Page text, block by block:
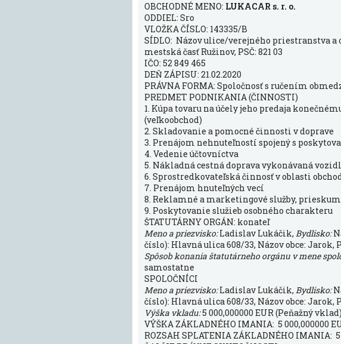
OBCHODNÉ MENO: LUKACAR s. r. o.
ODDIEL: Sro
VLOŽKA ČÍSLO: 143335/B
SÍDLO: Názov ulice/verejného priestranstva a
mestská časť Ružinov, PSČ: 821 03
IČO: 52 849 465
DEŇ ZÁPISU: 21.02.2020
PRÁVNA FORMA: Spoločnosť s ručením
PREDMET PODNIKANIA (ČINNOSTI)
1. Kúpa tovaru na účely jeho predaja
(veľkoobchod)
2. Skladovanie a pomocné činnosti v doprave
3. Prenájom nehnuteľností spojený s
4. Vedenie účtovníctva
5. Nákladná cestná doprava vykonávaná
6. Sprostredkovateľská činnosť v oblasti
7. Prenájom hnuteľných vecí
8. Reklamné a marketingové služby,
9. Poskytovanie služieb osobného charakteru
ŠTATUTÁRNY ORGÁN: konateľ
Meno a priezvisko:Ladislav Lukáčik, Bydlisko:
číslo): Hlavná ulica 608/33, Názov obce: Jarok,
Spôsob konania štatutárneho orgánu v mene
samostatne
SPOLOČNÍCI
Meno a priezvisko:Ladislav Lukáčik, Bydlisko:
číslo): Hlavná ulica 608/33, Názov obce: Jarok,
Výška vkladu:5 000,000000 EUR (Peňažný vklad)
VÝŠKA ZÁKLADNÉHO IMANIA: 5 000,000000
ROZSAH SPLATENIA ZÁKLADNÉHO IMANIA: 5